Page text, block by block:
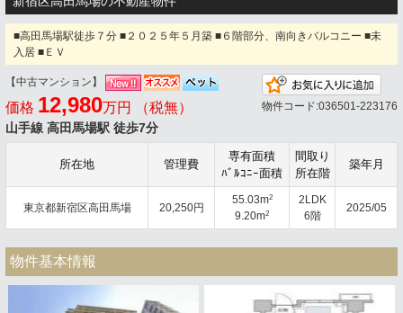
■高田馬場駅徒歩７分 ■２０２５年５月築 ■６階部分、南向きバルコニー ■未
入居 ■ＥＶ
【中古マンション】
価格 12,980万円 （税無）
山手線 高田馬場駅 徒歩7分
物件コード:036501-223176
所在地 管理費
専有面積
ﾊﾞﾙｺﾆｰ面積
間取り
所在階
築年月
東京都新宿区高田馬場 20,250円
55.03m2
9.20m2
2LDK
6階
2025/05
物件基本情報